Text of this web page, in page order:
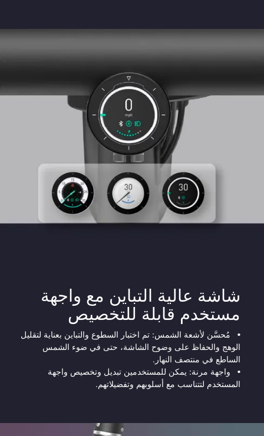
شاشة عالية التباين مع واجهة
مستخدم قابلة للتخصيص
•
مُحسَّن لأشعة الشمس: تم اختبار السطوع والتباين بعناية لتقليل
الوهج والحفاظ على وضوح الشاشة، حتى في ضوء الشمس
الساطع في منتصف النهار.
•
واجهة مرنة: يمكن للمستخدمين تبديل وتخصيص واجهة
المستخدم لتتناسب مع أسلوبهم وتفضيلاتهم.